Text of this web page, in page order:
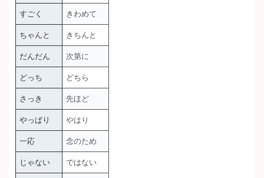
すごく きわめて
ちゃんと きちんと
だんだん 次第に
どっち どちら
さっき 先ほど
やっぱり やはり
一応 念のため
じゃない ではない